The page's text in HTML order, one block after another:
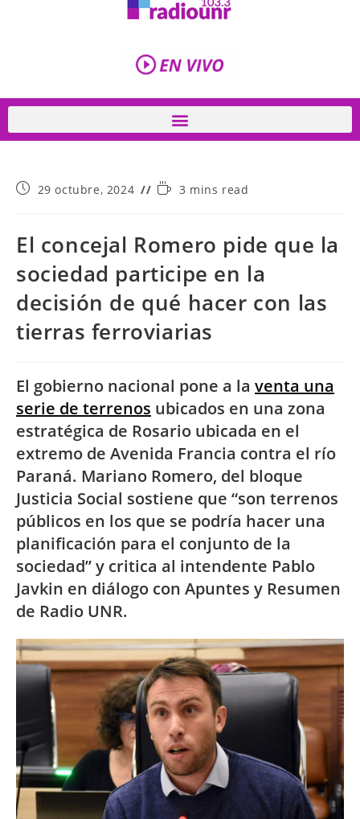
29 octubre, 2024 3 mins read
El concejal Romero pide que la
sociedad participe en la
decisión de qué hacer con las
tierras ferroviarias
El gobierno nacional pone a la venta una
serie de terrenos ubicados en una zona
estratégica de Rosario ubicada en el
extremo de Avenida Francia contra el río
Paraná. Mariano Romero, del bloque
Justicia Social sostiene que “son terrenos
públicos en los que se podría hacer una
planificación para el conjunto de la
sociedad” y critica al intendente Pablo
Javkin en diálogo con Apuntes y Resumen
de Radio UNR.